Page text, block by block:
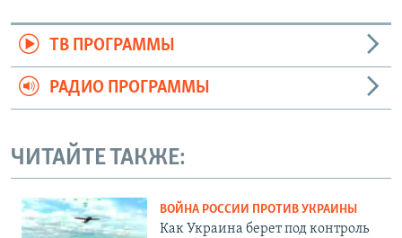
ТВ ПРОГРАММЫ
РАДИО ПРОГРАММЫ
ЧИТАЙТЕ ТАКЖЕ:
ВОЙНА РОССИИ ПРОТИВ УКРАИНЫ
Как Украина берет под контроль